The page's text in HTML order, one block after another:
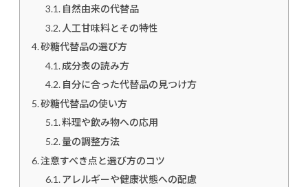
自然由来の代替品
人工甘味料とその特性
砂糖代替品の選び方
成分表の読み方
自分に合った代替品の見つけ方
砂糖代替品の使い方
料理や飲み物への応用
量の調整方法
注意すべき点と選び方のコツ
アレルギーや健康状態への配慮